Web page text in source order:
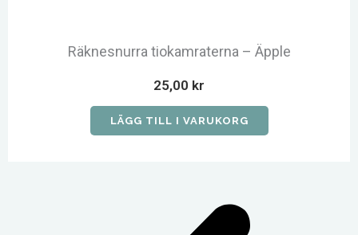
Räknesnurra tiokamraterna – Äpple
25,00 kr
LÄGG TILL I VARUKORG